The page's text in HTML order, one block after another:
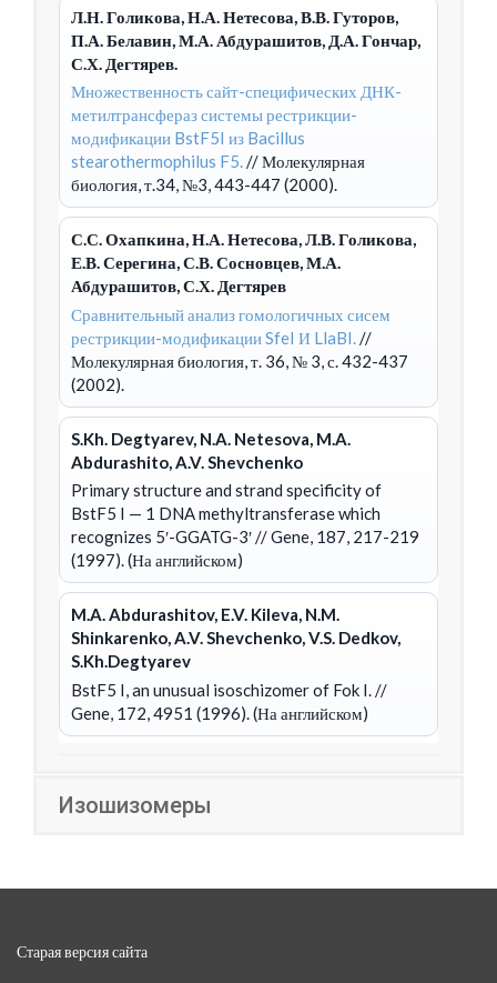
Л.Н. Голикова, Н.А. Нетесова, В.В. Гуторов,
П.А. Белавин, М.А. Абдурашитов, Д.А. Гончар,
С.Х. Дегтярев.
Множественность сайт-специфических ДНК-
метилтрансфераз системы рестрикции-
модификации BstF5I из Bacillus
stearothermophilus F5.// Молекулярная
биология, т.34, №3, 443-447 (2000).
С.С. Охапкина, Н.А. Нетесова, Л.В. Голикова,
Е.В. Серегина, С.В. Сосновцев, М.А.
Абдурашитов, С.Х. Дегтярев
Сравнительный анализ гомологичных сисем
рестрикции-модификации SfeI И LlaBI. //
Молекулярная биология, т. 36, № 3, с. 432-437
(2002).
S.Kh. Degtyarev, N.A. Netesova, M.A.
Abdurashito, A.V. Shevchenko
Primary structure and strand specificity of
BstF5 I — 1 DNA methyltransferase which
recognizes 5′-GGATG-3′// Gene, 187, 217-219
(1997). (На английском)
M.A. Abdurashitov, E.V. Kileva, N.M.
Shinkarenko, A.V. Shevchenko, V.S. Dedkov,
S.Kh.Degtyarev
BstF5 I, an unusual isoschizomer of Fok I. //
Gene, 172, 4951 (1996). (На английском)
Изошизомеры
Старая версия сайта